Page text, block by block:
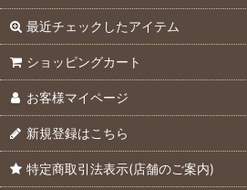
最近チェックしたアイテム
ショッピングカート
お客様マイページ
新規登録はこちら
特定商取引法表示(店舗のご案内)